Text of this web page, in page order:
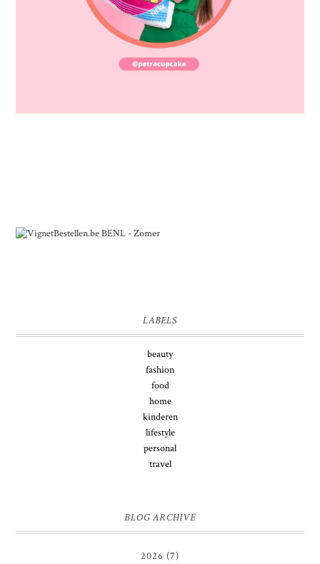
LABELS
beauty
fashion
food
home
kinderen
lifestyle
personal
travel
BLOG ARCHIVE
2026 (7)